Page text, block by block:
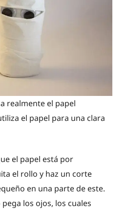
realmente el papel
el papel para una clara
el papel está por
el rollo y haz un corte
en una parte de este.
pega los ojos, los cuales